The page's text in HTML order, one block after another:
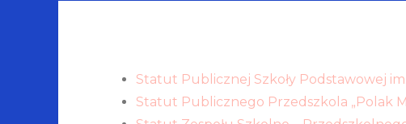
Statut Publicznej Szkoły Podstawowej
Statut Publicznego Przedszkola „Polak